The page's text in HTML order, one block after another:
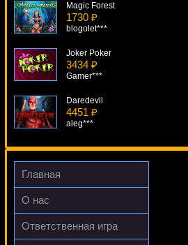
Magic Forest
1730 ₽
blogolet***
Joker Poker
3434 ₽
Gamer***
Daredevil
4451 ₽
aleg***
Double Magic
3142 ₽
Главная
О нас
Ответственная игра